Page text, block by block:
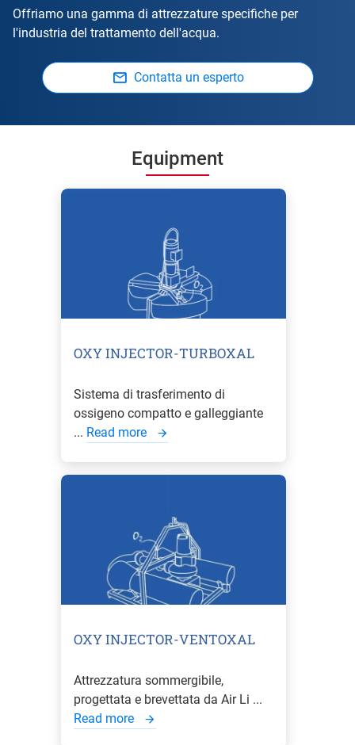
Offriamo una gamma di attrezzature specifiche per
l'industria del trattamento dell'acqua.
Contatta un esperto
Equipment
OXY INJECTOR-TURBOXAL
Sistema di trasferimento di
ossigeno compatto e galleggiante
... Read more
OXY INJECTOR-VENTOXAL
Attrezzatura sommergibile,
progettata e brevettata da Air Li ...
Read more